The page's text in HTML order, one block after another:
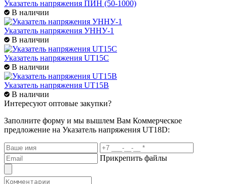
Указатель напряжения ПИН (50-1000)
В наличии
Указатель напряжения УННУ-1
В наличии
Указатель напряжения UT15С
В наличии
Указатель напряжения UT15B
В наличии
Интересуют оптовые закупки?
Заполните форму и мы вышлем Вам Коммерческое
предложение на Указатель напряжения UT18D:
Прикрепить файлы